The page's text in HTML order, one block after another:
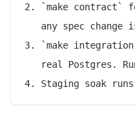
2. `make contract`
any spec change
3. `make
real Postgres.